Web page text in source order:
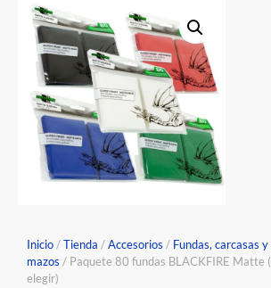
Inicio/Tienda /Accesorios / Fundas, carcasas
mazos / Paquete 80 fundas BLACKFIRE Matte
elegir)